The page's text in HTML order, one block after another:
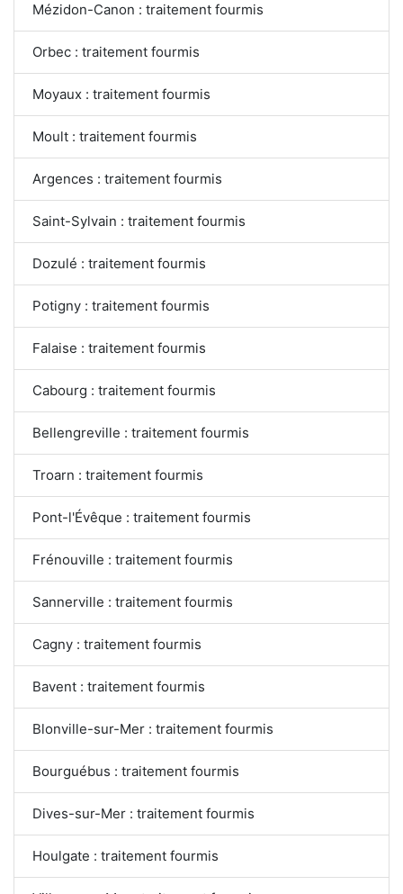
Mézidon-Canon : traitement fourmis
Orbec : traitement fourmis
Moyaux : traitement fourmis
Moult : traitement fourmis
Argences : traitement fourmis
Saint-Sylvain : traitement fourmis
Dozulé : traitement fourmis
Potigny : traitement fourmis
Falaise : traitement fourmis
Cabourg : traitement fourmis
Bellengreville : traitement fourmis
Troarn : traitement fourmis
Pont-l'Évêque : traitement fourmis
Frénouville : traitement fourmis
Sannerville : traitement fourmis
Cagny : traitement fourmis
Bavent : traitement fourmis
Blonville-sur-Mer : traitement fourmis
Bourguébus : traitement fourmis
Dives-sur-Mer : traitement fourmis
Houlgate : traitement fourmis